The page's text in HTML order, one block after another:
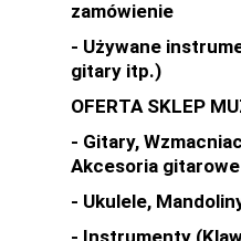
zamówienie
- Używane
gitary itp.)
OFERTA SKLEP
- Gitary,
Akcesoria
- Ukulele,
- Instrumenty